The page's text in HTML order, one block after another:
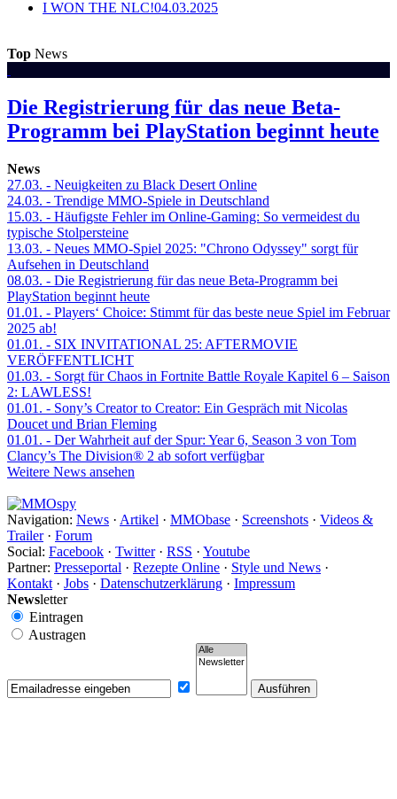
I WON THE NLC!04.03.2025
Top News
Die Registrierung für das neue Beta-
Programm bei PlayStation beginnt heute
News
27.03. - Neuigkeiten zu Black Desert Online
24.03. - Trendige MMO-Spiele in Deutschland
15.03. - Häufigste Fehler im Online-Gaming: So vermeidest du
typische Stolpersteine
13.03. - Neues MMO-Spiel 2025: "Chrono Odyssey" sorgt für
Aufsehen in Deutschland
08.03. - Die Registrierung für das neue Beta-Programm bei
PlayStation beginnt heute
01.01. - Players‘ Choice: Stimmt für das beste neue Spiel im Februar
2025 ab!
01.01. - SIX INVITATIONAL 25: AFTERMOVIE
VERÖFFENTLICHT
01.03. - Sorgt für Chaos in Fortnite Battle Royale Kapitel 6 – Saison
2: LAWLESS!
01.01. - Sony’s Creator to Creator: Ein Gespräch mit Nicolas
Doucet und Brian Fleming
01.01. - Der Wahrheit auf der Spur: Year 6, Season 3 von Tom
Clancy’s The Division® 2 ab sofort verfügbar
Weitere News ansehen
Navigation: News · Artikel · MMObase · Screenshots · Videos &
Trailer· Forum
Social: Facebook · Twitter· RSS · Youtube
Partner: Presseportal · Rezepte Online · Style und News ·
Kontakt · Jobs · Datenschutzerklärung · Impressum
Newsletter
Eintragen
Austragen